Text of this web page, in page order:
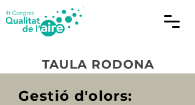
TAULA RODONA
Gestió d'olors: